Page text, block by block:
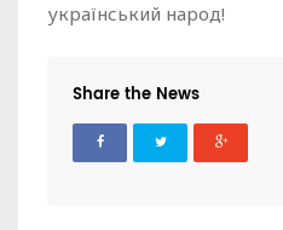
український народ!
Share the News